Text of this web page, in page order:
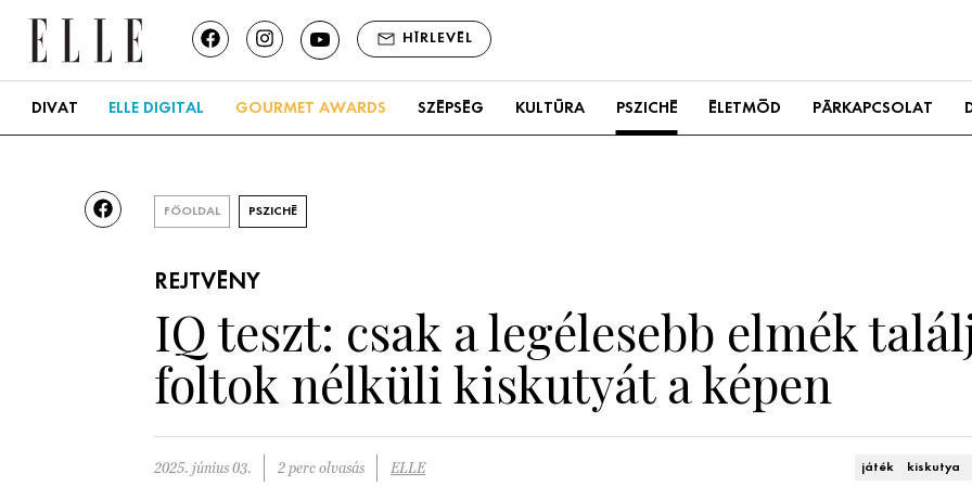
HÍRLEVÉL
DIVAT ELLE DIGITAL GOURMET AWARDS SZÉPSÉG KULTÚRA PSZICHÉ ÉLETMÓD PÁRKAPCSOLAT
FŐOLDAL PSZICHÉ
REJTVÉNY
IQ teszt: csak a legélesebb elmék
foltok nélküli kiskutyát a képen
2025. június 03. 2 perc olvasás ELLE játék kiskutya